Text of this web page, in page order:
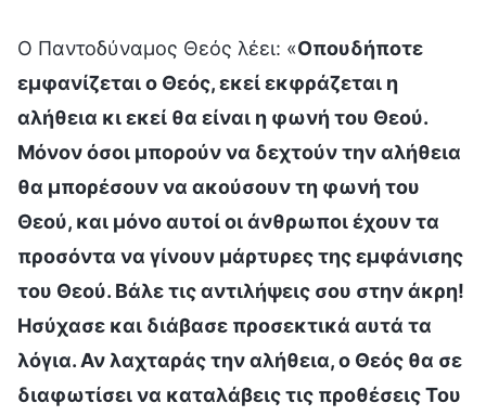
Ο Παντοδύναμος Θεός λέει: «Οπουδήποτε
εμφανίζεται ο Θεός, εκεί εκφράζεται η
αλήθεια κι εκεί θα είναι η φωνή του Θεού.
Μόνον όσοι μπορούν να δεχτούν την αλήθεια
θα μπορέσουν να ακούσουν τη φωνή του
Θεού, και μόνο αυτοί οι άνθρωποι έχουν τα
προσόντα να γίνουν μάρτυρες της εμφάνισης
του Θεού. Βάλε τις αντιλήψεις σου στην άκρη!
Ησύχασε και διάβασε προσεκτικά αυτά τα
λόγια. Αν λαχταράς την αλήθεια, ο Θεός θα σε
διαφωτίσει να καταλάβεις τις προθέσεις Του